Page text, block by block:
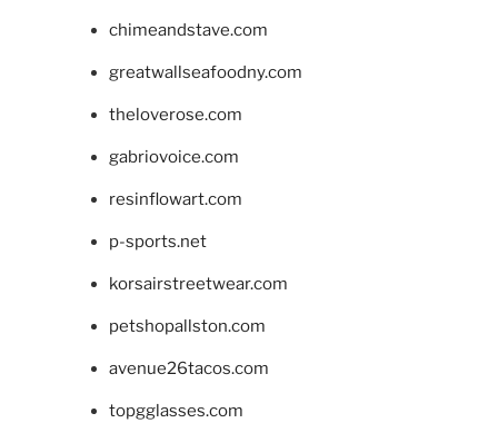
chimeandstave.com
greatwallseafoodny.com
theloverose.com
gabriovoice.com
resinflowart.com
p-sports.net
korsairstreetwear.com
petshopallston.com
avenue26tacos.com
topgglasses.com